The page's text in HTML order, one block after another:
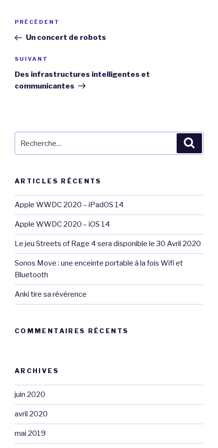
Navigation
l’article
Article
précédent
PRÉCÉDENT
Un concert de robots
Article
suivant
SUIVANT
Des infrastructures intelligentes et
communicantes
pour
ARTICLES RÉCENTS
Apple WWDC 2020 – iPadOS 14
Apple WWDC 2020 – iOS 14
Le jeu Streets of Rage 4 sera disponible le 30 Avril 2020
Sonos Move : une enceinte portable à la fois Wifi et
Bluetooth
Anki tire sa révérence
COMMENTAIRES RÉCENTS
ARCHIVES
juin 2020
avril 2020
mai 2019